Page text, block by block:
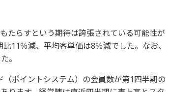
たらすという期待は誇張されている可能性が
11％減、平均客単価は8％減でした。なお、
。
ポイントシステム）の会員数が第1四半期の